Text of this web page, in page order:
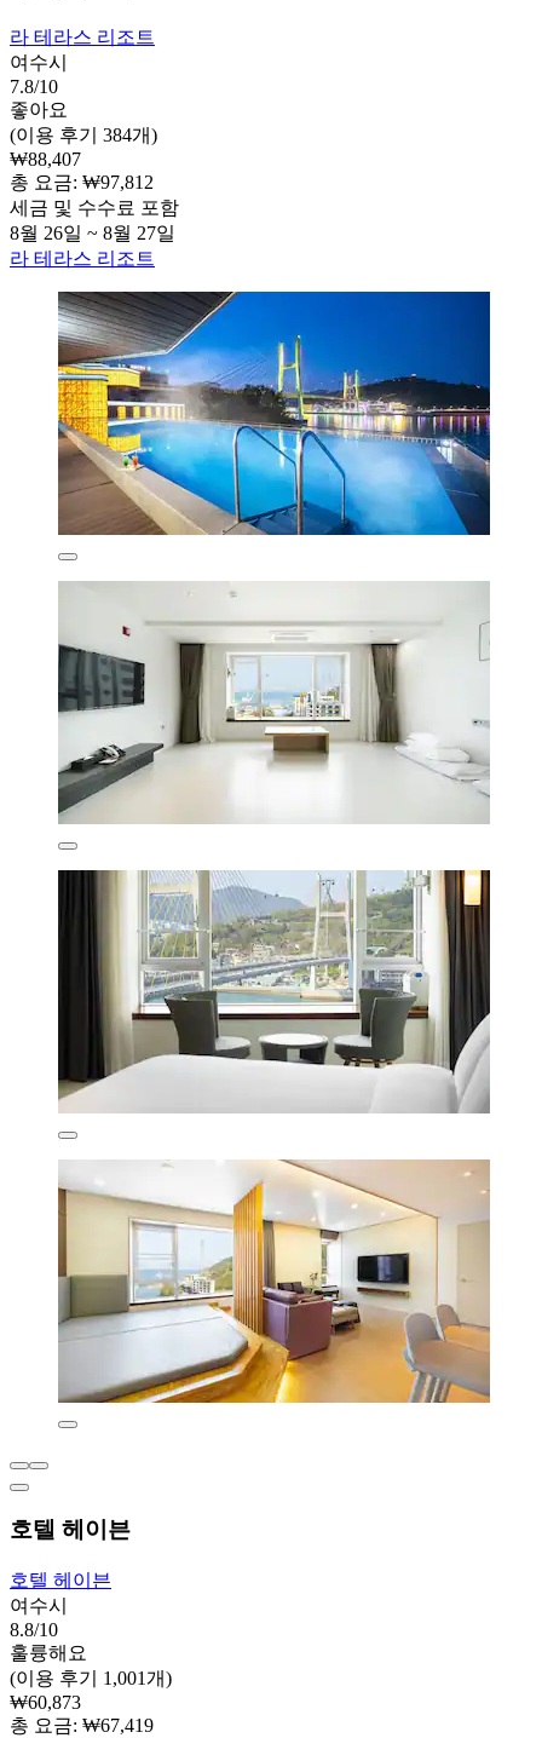
라 테라스 리조트
여수시
7.8/10
좋아요
(이용 후기 384개)
₩88,407
총 요금: ₩97,812
세금 및 수수료 포함
8월 26일 ~ 8월 27일
라 테라스 리조트
호텔 헤이븐
호텔 헤이븐
여수시
8.8/10
훌륭해요
(이용 후기 1,001개)
₩60,873
총 요금: ₩67,419